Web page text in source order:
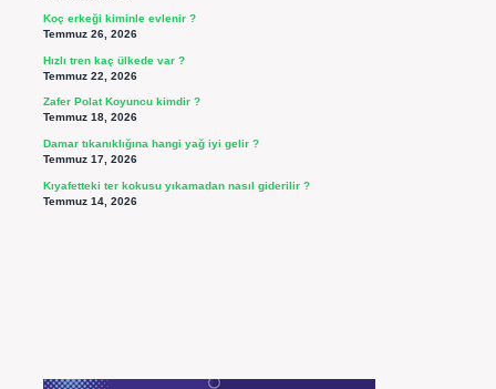
Koç erkeği kiminle evlenir ?
Temmuz 26, 2026
Hızlı tren kaç ülkede var ?
Temmuz 22, 2026
Zafer Polat Koyuncu kimdir ?
Temmuz 18, 2026
Damar tıkanıklığına hangi yağ iyi gelir ?
Temmuz 17, 2026
Kıyafetteki ter kokusu yıkamadan nasıl giderilir ?
Temmuz 14, 2026